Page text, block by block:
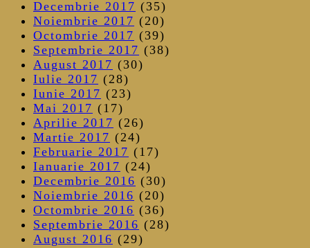
Decembrie 2017 (35)
Noiembrie 2017 (20)
Octombrie 2017 (39)
Septembrie 2017 (38)
August 2017 (30)
Iulie 2017 (28)
Iunie 2017 (23)
Mai 2017 (17)
Aprilie 2017 (26)
Martie 2017 (24)
Februarie 2017 (17)
Ianuarie 2017 (24)
Decembrie 2016 (30)
Noiembrie 2016 (20)
Octombrie 2016 (36)
Septembrie 2016 (28)
August 2016 (29)